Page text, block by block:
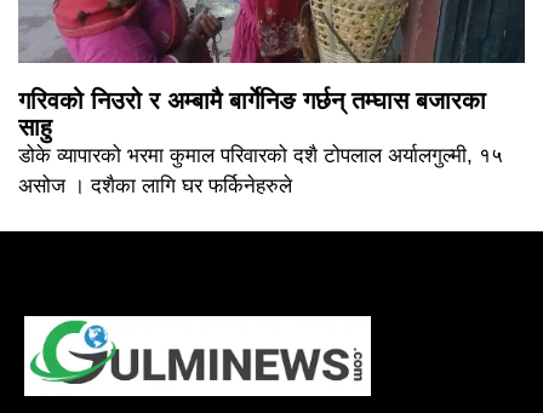
गरिवको निउरो र अम्बामै बार्गेनिङ गर्छन् तम्घास बजारका
साहु
डोके व्यापारको भरमा कुमाल परिवारको दशै टोपलाल अर्यालगुल्मी, १५
असोज । दशैका लागि घर फर्किनेहरुले